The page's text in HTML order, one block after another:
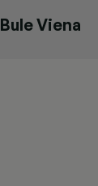
Bule Viena